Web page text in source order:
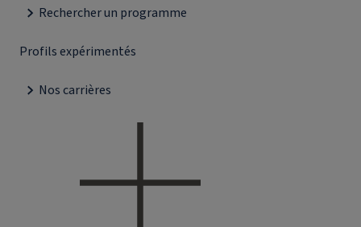
Rechercher un programme
Profils expérimentés
Nos carrières